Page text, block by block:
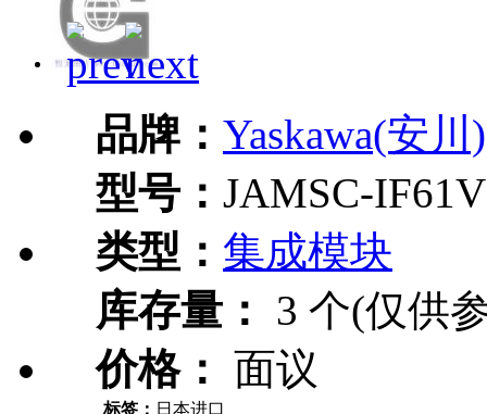
品牌： Yaskawa(安川)
型号： JAMSC-IF61V
类型： 集成模块
库存量：
3 个(仅供
价格： 面议
标签： 日本进口